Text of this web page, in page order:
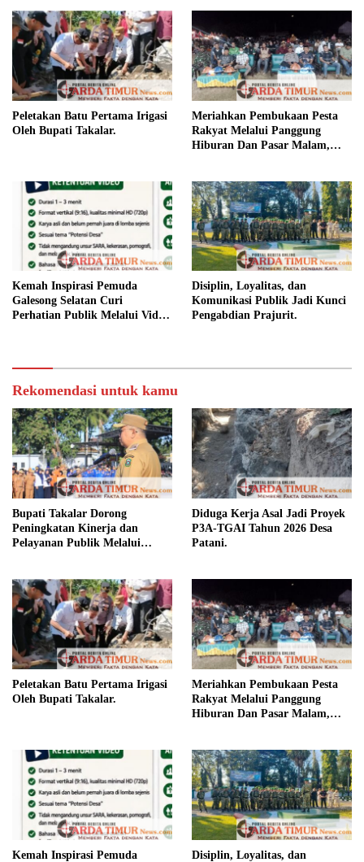
Peletakan Batu Pertama Irigasi
Oleh Bupati Takalar.
Meriahkan Pembukaan Pesta
Rakyat Melalui Panggung
Hiburan Dan Pasar Malam,
Kemah Inspirasi Pemuda
Galesong Selatan Curi
Perhatian Publik Melalui Video
Disiplin, Loyalitas, dan
Komunikasi Publik Jadi Kunci
Pengabdian Prajurit.
Rekomendasi untuk kamu
Bupati Takalar Dorong
Peningkatan Kinerja dan
Pelayanan Publik Melalui
Diduga Kerja Asal Jadi Proyek
P3A-TGAI Tahun 2026 Desa
Patani.
Peletakan Batu Pertama Irigasi
Oleh Bupati Takalar.
Meriahkan Pembukaan Pesta
Rakyat Melalui Panggung
Hiburan Dan Pasar Malam,
Kemah Inspirasi Pemuda
Disiplin, Loyalitas, dan